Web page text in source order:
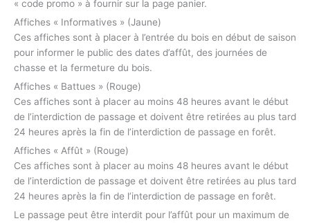
« code promo » à fournir sur la page panier.
Affiches « Informatives » (Jaune)
Ces affiches sont à placer à l’entrée du bois en début de saison
pour informer le public des dates d’affût, des journées de
chasse et la fermeture du bois.
Affiches « Battues » (Rouge)
Ces affiches sont à placer au moins 48 heures avant le début
de l’interdiction de passage et doivent être retirées au plus tard
24 heures après la fin de l’interdiction de passage en forêt.
Affiches « Affût » (Rouge)
Ces affiches sont à placer au moins 48 heures avant le début
de l’interdiction de passage et doivent être retirées au plus tard
24 heures après la fin de l’interdiction de passage en forêt.
Le passage peut être interdit pour l’affût pour un maximum de